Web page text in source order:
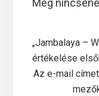
Még
„Jambalaya –
értékelése
Az e-mail